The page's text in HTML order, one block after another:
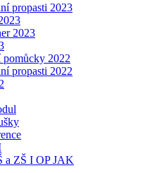
propasti 2023
2023
2022
propasti 2022
a ZŠ I OP JAK